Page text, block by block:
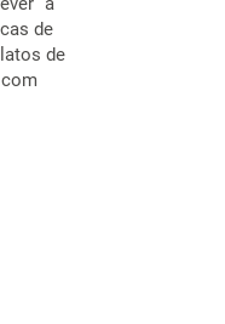
de
de